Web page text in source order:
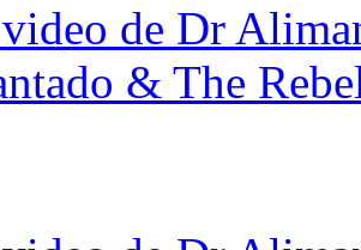
de Dr
& The